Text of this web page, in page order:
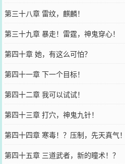
第三十八章 雷纹，麒麟！
第三十九章 暴走！雷霆，神鬼穿心！
第四十章 她，有这么可怕？
第四十一章 下一个目标！
第四十二章 我可以试试！
第四十三章 打穴，神鬼九针！
第四十四章 寒毒！？压制，先天真气！
第四十五章 三道武者，新的瞳术！？